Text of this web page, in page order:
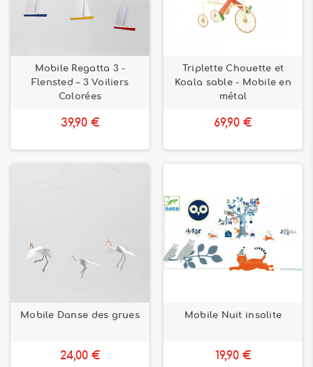
Mobile Regatta 3 -
Flensted – 3 Voiliers
Colorées
39,90 €
Triplette Chouette et
Koala sable - Mobile en
métal
69,90 €
Mobile Danse des grues
24,00 €
Mobile Nuit insolite
19,90 €